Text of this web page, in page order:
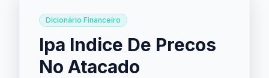
Dicionário Financeiro
Ipa Indice De Precos
No Atacado